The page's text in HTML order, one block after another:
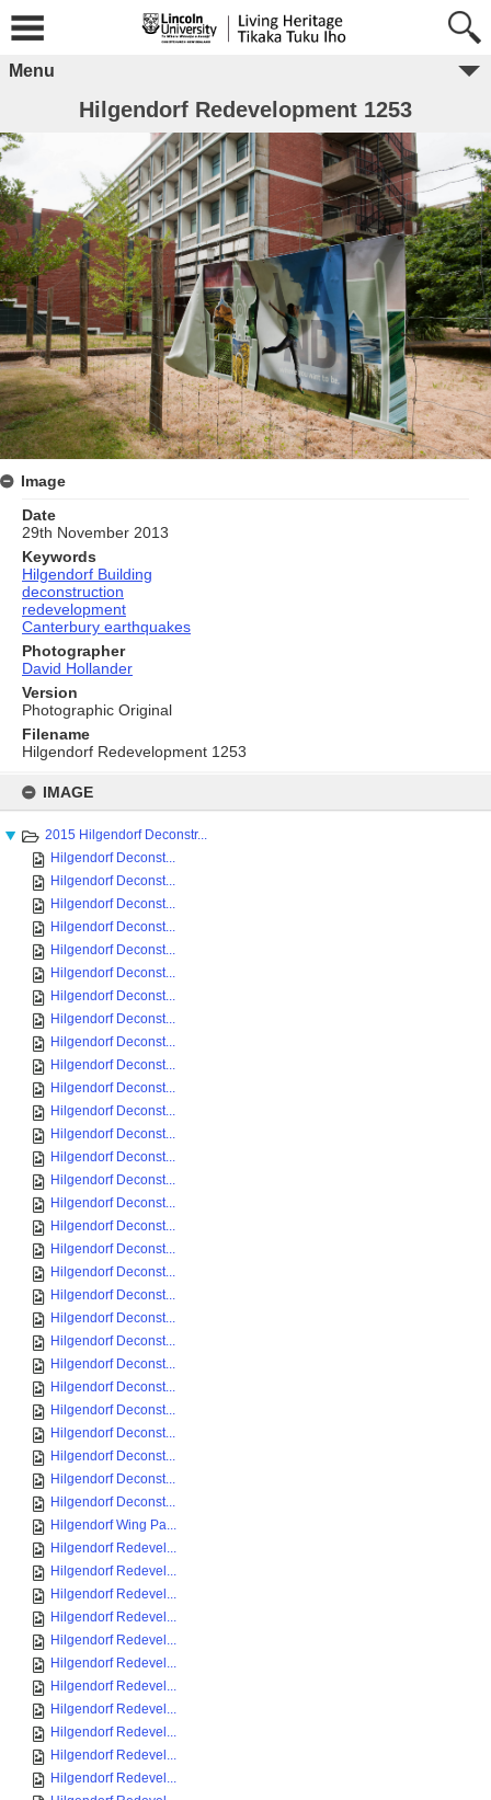
content
IMAGE
2015 Hilgendorf Deconstr...
Hilgendorf Deconst...
Hilgendorf Deconst...
Hilgendorf Deconst...
Hilgendorf Deconst...
Hilgendorf Deconst...
Hilgendorf Deconst...
Hilgendorf Deconst...
Hilgendorf Deconst...
Hilgendorf Deconst...
Hilgendorf Deconst...
Hilgendorf Deconst...
Hilgendorf Deconst...
Hilgendorf Deconst...
Hilgendorf Deconst...
Hilgendorf Deconst...
Hilgendorf Deconst...
Hilgendorf Deconst...
Hilgendorf Deconst...
Hilgendorf Deconst...
Hilgendorf Deconst...
Hilgendorf Deconst...
Hilgendorf Deconst...
Hilgendorf Deconst...
Hilgendorf Deconst...
Hilgendorf Deconst...
Hilgendorf Deconst...
Hilgendorf Deconst...
Hilgendorf Deconst...
Hilgendorf Deconst...
Hilgendorf Wing Pa...
Hilgendorf Redevel...
Hilgendorf Redevel...
Hilgendorf Redevel...
Hilgendorf Redevel...
Hilgendorf Redevel...
Hilgendorf Redevel...
Hilgendorf Redevel...
Hilgendorf Redevel...
Hilgendorf Redevel...
Hilgendorf Redevel...
Hilgendorf Redevel...
Menu
Hilgendorf Redevelopment 1253
Image
Date
29th November 2013
Keywords
Hilgendorf Building
deconstruction
redevelopment
Canterbury earthquakes
Photographer
David Hollander
Version
Photographic Original
Filename
Hilgendorf Redevelopment 1253